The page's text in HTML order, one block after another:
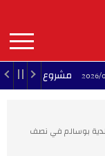
contenu
principal
MAIN
NAVIGATION
تجاري متوقف بحي
بوسالم في نصف